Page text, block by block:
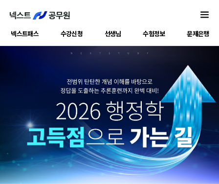
행정학
고득점으로
가는
탄탄한
개념
이해를
넥스트패스 수강신청 선생님 수험정보 문제은행